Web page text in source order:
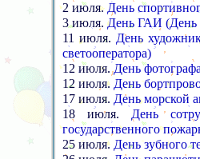
2 июля. День
3 июля. День ГАИ
11 июля. День
светооператора)
12 июля.День фотографа
12 июля. День
17 июля. День морской
18 июля. День
государственного
25 июля. День зубного